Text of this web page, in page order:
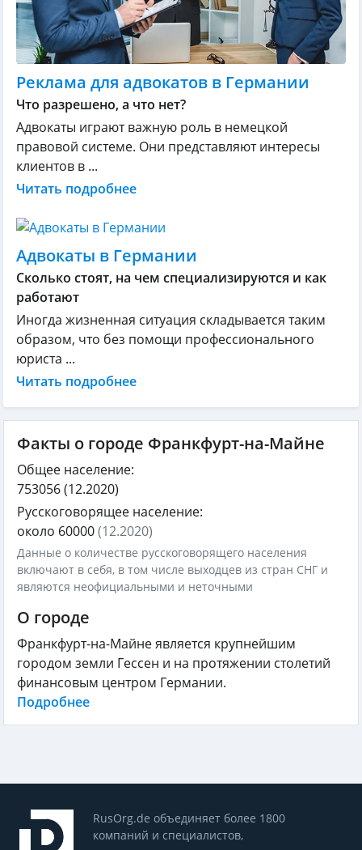
Реклама для адвокатов в Германии
Что разрешено, а что нет?
Адвокаты играют важную роль в немецкой
правовой системе. Они представляют интересы
клиентов в ...
Читать подробнее
Адвокаты в Германии
Сколько стоят, на чем специализируются и как
работают
Иногда жизненная ситуация складывается таким
образом, что без помощи профессионального
юриста ...
Читать подробнее
Факты о городе Франкфурт-на-Майне
Общее население:
753056(12.2020)
Русскоговорящее население:
около 60000(12.2020)
Данные о количестве русскоговорящего населения
включают в себя, в том числе выходцев из стран СНГ и
являются неофициальными и неточными
О городе
Франкфурт-на-Майне является крупнейшим
городом земли Гессен и на протяжении столетий
финансовым центром Германии.
Подробнее
RusOrg.de объединяет более 1800
компаний и специалистов,